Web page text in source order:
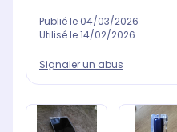
Publié le 04/03/2026
Utilisé le14/02/2026
Signaler un abus